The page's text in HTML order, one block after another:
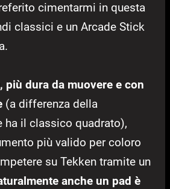
cimentarmi in questa
classici e un Arcade Stick
più dura da muovere e con
(a differenza della
ha il classico quadrato),
più valido per coloro
su Tekken tramite un
anche un pad è